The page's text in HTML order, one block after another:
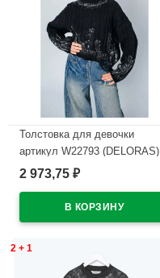
Толстовка для девочки
артикул W22793 (DELORAS)
размер цвет черный
2 973,75 ₽
2 + 1